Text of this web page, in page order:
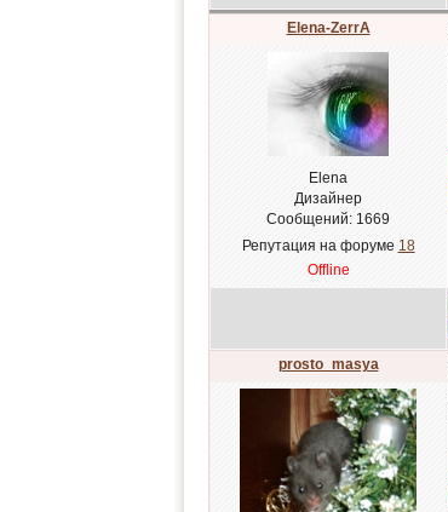
Elena-ZerrA
Elena
Дизайнер
Сообщений: 1669
Репутация на форуме 18
Offline
prosto_masya